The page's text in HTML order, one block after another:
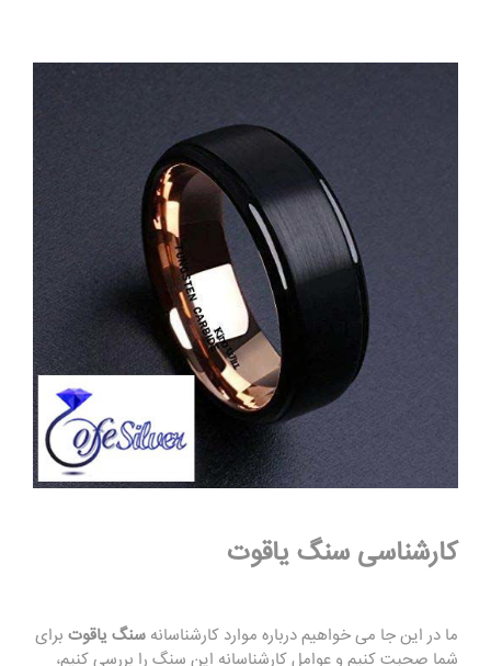
کارشناسی سنگ یاقوت
ما در این جا می خواهیم درباره موارد کارشناسانه سنگ یاقوت برای
شما صحبت کنیم و عوامل کارشناسانه این سنگ را بررسی کنیم،